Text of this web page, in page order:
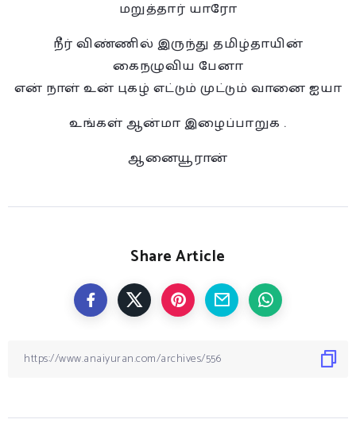
மறுத்தார் யாரோ
நீர் விண்ணில் இருந்து தமிழ்தாயின்
கைநழுவிய பேனா
என் நாள் உன் புகழ் எட்டும் முட்டும் வானை ஐயா
உங்கள் ஆன்மா இழைப்பாறுக .
ஆனையூரான்
Share Article